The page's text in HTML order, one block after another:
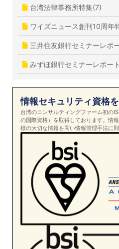
台湾法律事務所特集(7)
ワイズニュース創刊10周年
三井住友銀行セミナーレポ
みずほ銀行セミナーレポー
情報セキュリティ資格
台湾のコンサルティングファーム初の
の国際資格）を取得しております。情
様の大切な情報を高い情報管理手法に